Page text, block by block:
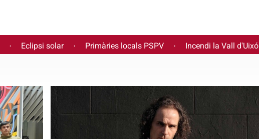
· Eclipsi solar · Primàries locals PSPV · Incendi la Vall d'Uixó